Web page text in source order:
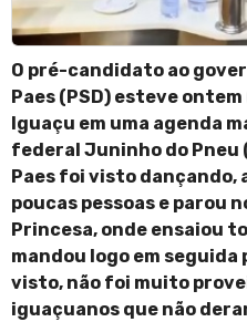
O pré-candidato ao
Paes (PSD) esteve
Iguaçu em uma agenda
federal Juninho do Pneu
Paes foi visto dançando,
poucas pessoas e parou
Princesa, onde ensaiou
mandou logo em
visto, não foi muito
iguaçuanos que não